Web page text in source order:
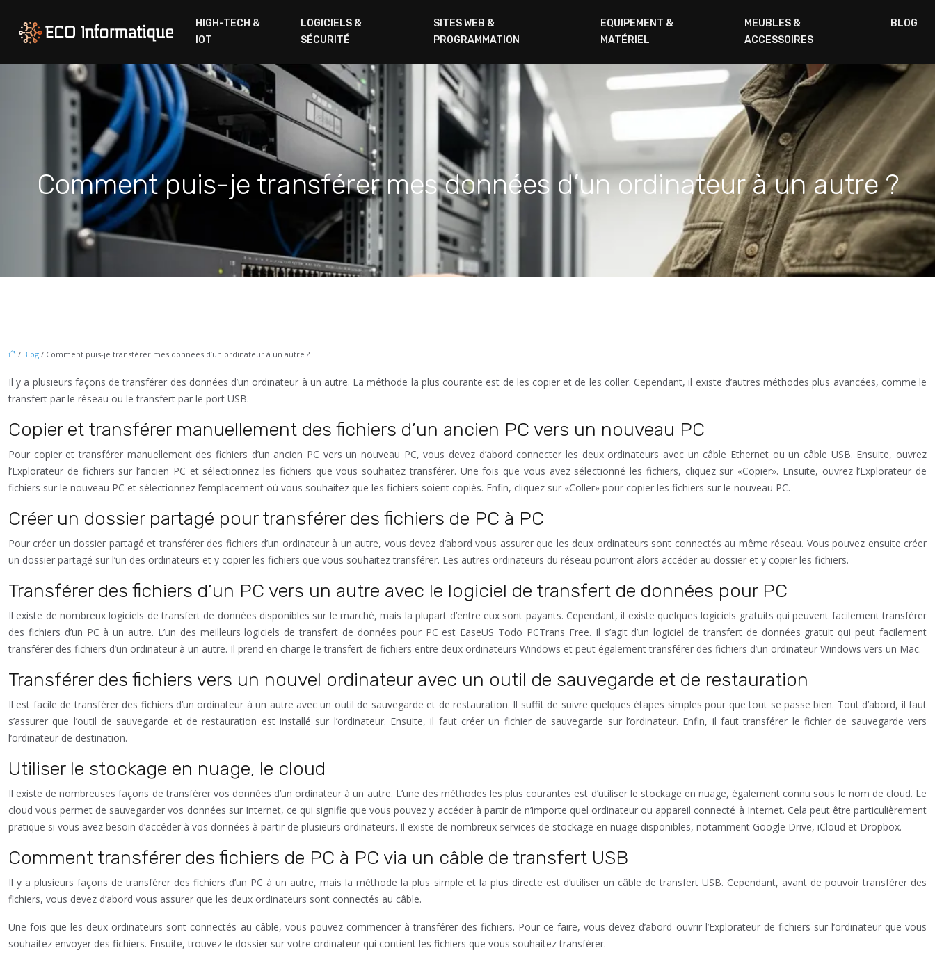
HIGH-TECH &
IOT
LOGICIELS &
SÉCURITÉ
SITES WEB &
PROGRAMMATION
EQUIPEMENT &
MATÉRIEL
MEUBLES &
ACCESSOIRES
BLOG
Comment puis-je transférer mes données d’un ordinateur à un autre ?
/ Blog / Comment puis-je transférer mes données d’un ordinateur à un autre ?
Il y a plusieurs façons de transférer des données d’un ordinateur à un autre. La méthode la plus courante est de les copier et de les coller. Cependant, il existe d’autres méthodes plus avancées, comme le
transfert par le réseau ou le transfert par le port USB.
Copier et transférer manuellement des fichiers d’un ancien PC vers un nouveau PC
Pour copier et transférer manuellement des fichiers d’un ancien PC vers un nouveau PC, vous devez d’abord connecter les deux ordinateurs avec un câble Ethernet ou un câble USB. Ensuite, ouvrez
l’Explorateur de fichiers sur l’ancien PC et sélectionnez les fichiers que vous souhaitez transférer. Une fois que vous avez sélectionné les fichiers, cliquez sur «Copier». Ensuite, ouvrez l’Explorateur de
fichiers sur le nouveau PC et sélectionnez l’emplacement où vous souhaitez que les fichiers soient copiés. Enfin, cliquez sur «Coller» pour copier les fichiers sur le nouveau PC.
Créer un dossier partagé pour transférer des fichiers de PC à PC
Pour créer un dossier partagé et transférer des fichiers d’un ordinateur à un autre, vous devez d’abord vous assurer que les deux ordinateurs sont connectés au même réseau. Vous pouvez ensuite créer
un dossier partagé sur l’un des ordinateurs et y copier les fichiers que vous souhaitez transférer. Les autres ordinateurs du réseau pourront alors accéder au dossier et y copier les fichiers.
Transférer des fichiers d’un PC vers un autre avec le logiciel de transfert de données pour PC
Il existe de nombreux logiciels de transfert de données disponibles sur le marché, mais la plupart d’entre eux sont payants. Cependant, il existe quelques logiciels gratuits qui peuvent facilement transférer
des fichiers d’un PC à un autre. L’un des meilleurs logiciels de transfert de données pour PC est EaseUS Todo PCTrans Free. Il s’agit d’un logiciel de transfert de données gratuit qui peut facilement
transférer des fichiers d’un ordinateur à un autre. Il prend en charge le transfert de fichiers entre deux ordinateurs Windows et peut également transférer des fichiers d’un ordinateur Windows vers un Mac.
Transférer des fichiers vers un nouvel ordinateur avec un outil de sauvegarde et de restauration
Il est facile de transférer des fichiers d’un ordinateur à un autre avec un outil de sauvegarde et de restauration. Il suffit de suivre quelques étapes simples pour que tout se passe bien. Tout d’abord, il faut
s’assurer que l’outil de sauvegarde et de restauration est installé sur l’ordinateur. Ensuite, il faut créer un fichier de sauvegarde sur l’ordinateur. Enfin, il faut transférer le fichier de sauvegarde vers
l’ordinateur de destination.
Utiliser le stockage en nuage, le cloud
Il existe de nombreuses façons de transférer vos données d’un ordinateur à un autre. L’une des méthodes les plus courantes est d’utiliser le stockage en nuage, également connu sous le nom de cloud. Le
cloud vous permet de sauvegarder vos données sur Internet, ce qui signifie que vous pouvez y accéder à partir de n’importe quel ordinateur ou appareil connecté à Internet. Cela peut être particulièrement
pratique si vous avez besoin d’accéder à vos données à partir de plusieurs ordinateurs. Il existe de nombreux services de stockage en nuage disponibles, notamment Google Drive, iCloud et Dropbox.
Comment transférer des fichiers de PC à PC via un câble de transfert USB
Il y a plusieurs façons de transférer des fichiers d’un PC à un autre, mais la méthode la plus simple et la plus directe est d’utiliser un câble de transfert USB. Cependant, avant de pouvoir transférer des
fichiers, vous devez d’abord vous assurer que les deux ordinateurs sont connectés au câble.
Une fois que les deux ordinateurs sont connectés au câble, vous pouvez commencer à transférer des fichiers. Pour ce faire, vous devez d’abord ouvrir l’Explorateur de fichiers sur l’ordinateur que vous
souhaitez envoyer des fichiers. Ensuite, trouvez le dossier sur votre ordinateur qui contient les fichiers que vous souhaitez transférer.